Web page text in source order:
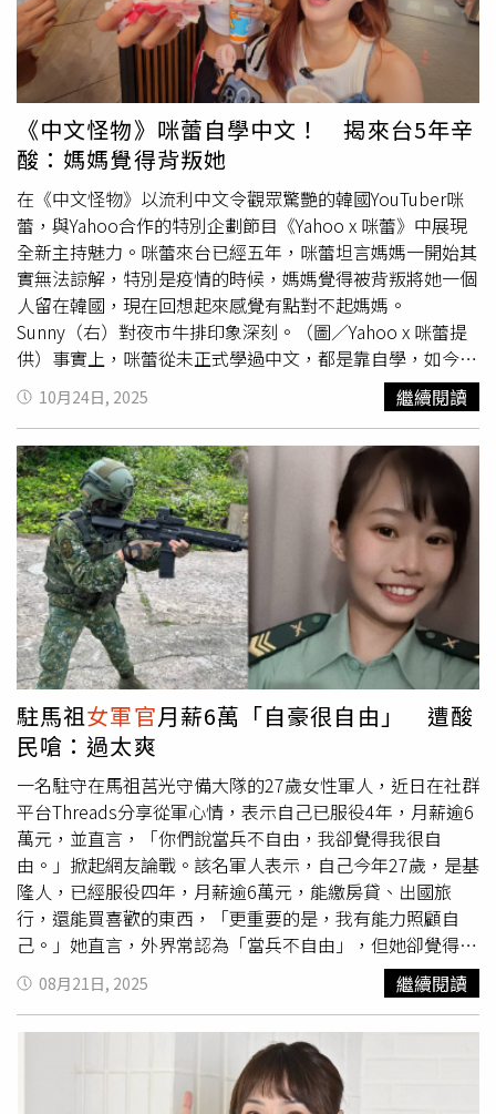
《中文怪物》咪蕾自學中文！ 揭來台5年辛
酸：媽媽覺得背叛她
在《中文怪物》以流利中文令觀眾驚艷的韓國YouTuber咪
蕾，與Yahoo合作的特別企劃節目《Yahoo x 咪蕾》中展現
全新主持魅力。咪蕾來台已經五年，咪蕾坦言媽媽一開始其
實無法諒解，特別是疫情的時候，媽媽覺得被背叛將她一個
人留在韓國，現在回想起來感覺有點對不起媽媽。
Sunny（右）對夜市牛排印象深刻。（圖／Yahoo x 咪蕾提
供）事實上，咪蕾從未正式學過中文，都是靠自學，如今卻
能用中文主持節目，咪蕾回憶，當初來台之前對台灣幾乎一
無所知，咪蕾說：「我還上網查台灣到底是個什麼樣的地
方，最初決定來台灣是因為在日本遇見了現在的男友，加上
父親過世，想完成爸爸熱愛旅遊的遺願，便決定出國闖闖。
來到台灣後，咪蕾覺得不管是文化還是食物都很合，就這樣
留了下來。不過獨自一人在台灣打拼，咪蕾也曾動搖過，她
說：「因為每次回韓國和同學聚會，發現他們薪水都比我
高，所以要是混不下去的話，就回韓國上班。」她在台主持
節目，最新一集，特別邀請韓國綜藝節目《鋼鐵部隊W》中
爆紅的陸軍女軍官Sunny一同遊台灣，規劃了登山、逛夜市
等貼近台灣日常的生活體驗。Sunny對「夜市牛排」印象最
深，Sunny說：「在韓國餐廳吃牛排通常份量都很小，沒想
到台灣夜市的牛排比手還大，才15,000韓幣（約320元台
幣），同樣大小的牛排在韓國餐廳至少要十萬韓幣起跳。」
兩人邊吃邊聊，也談到兩國不同的兵役制度，身為陸軍軍官
的Sunny聽到台灣過去義務役僅四個月、周末還能休假時，
驚訝直呼太短了，在韓國義務役要18個月，她也表示若有機
會，很想親自體驗一下台灣的軍旅生活。
10月24日, 2025 繼續閱讀
駐馬祖女軍官月薪6萬「自豪很自由」 遭酸
民嗆：過太爽
一名駐守在馬祖莒光守備大隊的27歲女性軍人，近日在社群
平台Threads分享從軍心情，表示自己已服役4年，月薪逾6
萬元，並直言，「你們說當兵不自由，我卻覺得我很自
由。」掀起網友論戰。該名軍人表示，自己今年27歲，是基
隆人，已經服役四年，月薪逾6萬元，能繳房貸、出國旅
行，還能買喜歡的東西，「更重要的是，我有能力照顧自
己。」她直言，外界常認為「當兵不自由」，但她卻覺得軍
旅生活給了她真正的自由，「90後的我，才真正理解屬於成
年人的快樂！」貼文曝光後，立刻引發兩派網友熱烈討論，
支持者認為她的分享充滿正能量，並留言「支持，以從軍為
榮」、「謝謝妳保家衛國」、「我也好想當，可惜身體不
行」。有人更表示，身邊的親友透過軍旅生涯成功存下買房
資金，認為確實是條穩定發展的路。不過也有不少網友持保
08月21日, 2025 繼續閱讀